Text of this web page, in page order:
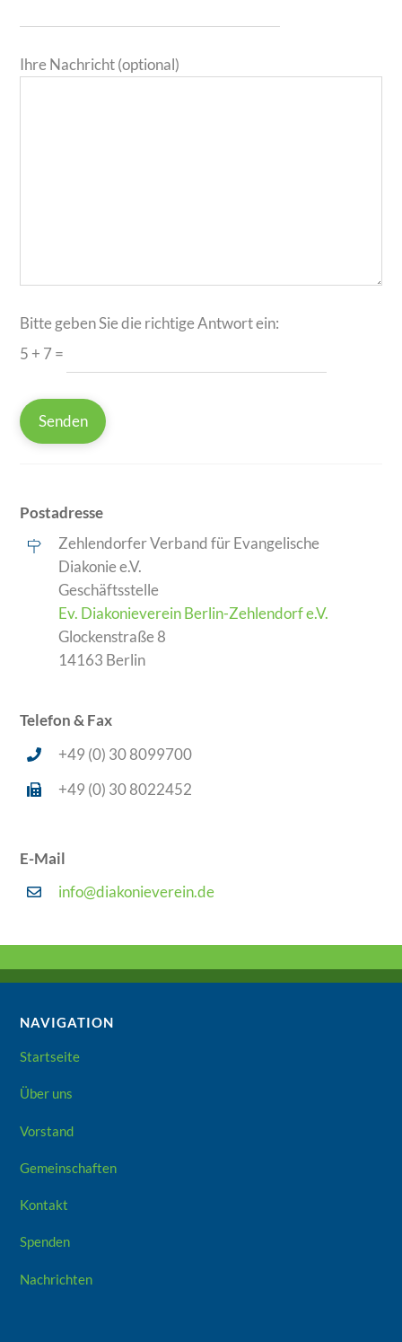
Ihre Nachricht (optional)
Bitte geben Sie die richtige Antwort ein:
5 + 7 =
Postadresse
Zehlendorfer Verband für Evangelische
Diakonie e.V.
Geschäftsstelle
Ev. Diakonieverein Berlin-Zehlendorf e.V.
Glockenstraße 8
14163 Berlin
Telefon & Fax
+49 (0) 30 8099700
+49 (0) 30 8022452
E-Mail
info@diakonieverein.de
NAVIGATION
Startseite
Über uns
Vorstand
Gemeinschaften
Kontakt
Spenden
Nachrichten